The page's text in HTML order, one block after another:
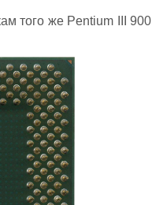
того же Pentium III 900